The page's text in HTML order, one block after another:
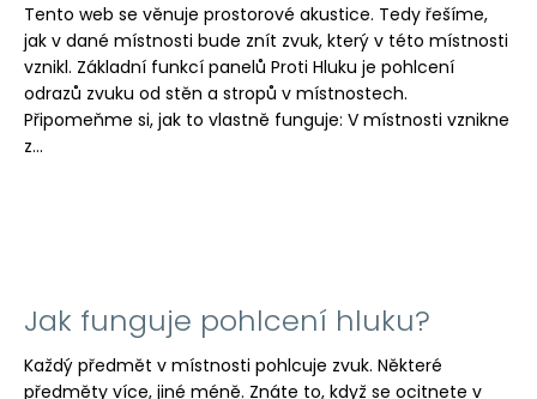
Tento web se věnuje prostorové akustice. Tedy řešíme,
jak v dané místnosti bude znít zvuk, který v této místnosti
vznikl. Základní funkcí panelů Proti Hluku je pohlcení
odrazů zvuku od stěn a stropů v místnostech.
Připomeňme si, jak to vlastně funguje: V místnosti vznikne
z...
Jak funguje pohlcení hluku?
Každý předmět v místnosti pohlcuje zvuk. Některé
předměty více, jiné méně. Znáte to, když se ocitnete v